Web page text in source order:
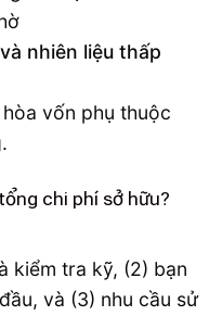
nhiên liệu thấp
vốn phụ thuộc
chi phí sở hữu?
kiểm tra kỹ, (2) bạn
và (3) nhu cầu sử